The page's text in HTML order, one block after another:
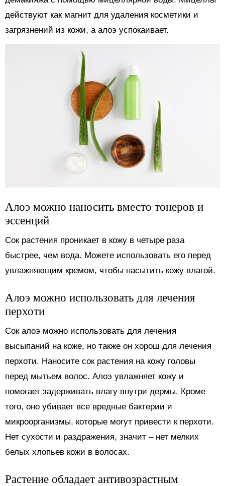
действуют как магнит для удаления косметики и
загрязнений из кожи, а алоэ успокаивает.
Алоэ можно наносить вместо тонеров и
эссенций
Сок растения проникает в кожу в четыре раза
быстрее, чем вода. Можете использовать его перед
увлажняющим кремом, чтобы насытить кожу влагой.
Алоэ можно использовать для лечения
перхоти
Сок алоэ можно использовать для лечения
высыпаний на коже, но также он хорош для лечения
перхоти. Наносите сок растения на кожу головы
перед мытьем волос. Алоэ увлажняет кожу и
помогает задерживать влагу внутри дермы. Кроме
того, оно убивает все вредные бактерии и
микроорганизмы, которые могут привести к перхоти.
Нет сухости и раздражения, значит – нет мелких
белых хлопьев кожи в волосах.
Растение обладает антивозрастным